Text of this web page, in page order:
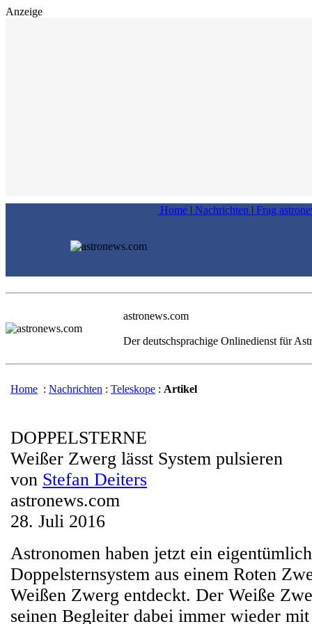
Anzeige
Home | Nachrichten | Frag
astronews.com
Der deutschsprachige Onlinedienst für
Home : Nachrichten : Teleskope : Artikel
DOPPELSTERNE
Weißer Zwerg lässt System pulsieren
von Stefan Deiters
astronews.com
28. Juli 2016
Astronomen haben jetzt ein
Doppelsternsystem aus einem Roten
Weißen Zwerg entdeckt. Der Weiße
seinen Begleiter dabei immer wieder